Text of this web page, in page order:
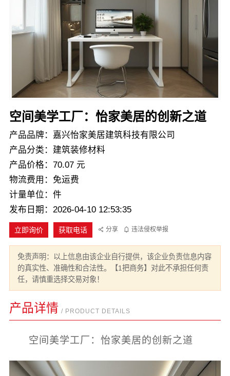
空间美学工厂：怡家美居的创新之道
产品品牌：嘉兴怡家美居建筑科技有限公司
产品分类：建筑装修材料
产品价格：70.07 元
物流费用：免运费
计量单位：件
发布日期：2026-04-10 12:53:35
立即询价 获取电话 分享 违法侵权举报
免责声明：以上信息由该企业自行提供，该企业负责信息内容
的真实性、准确性和合法性。【1把商务】对此不承担任何责
任，请慎重选择交易对象！
产品详情 / PRODUCT DETAILS
空间美学工厂：怡家美居的创新之道